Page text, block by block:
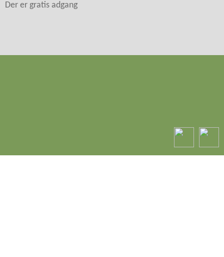
Der er gratis adgang